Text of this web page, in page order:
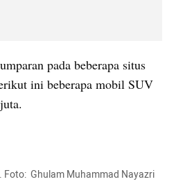
pada beberapa situs
ini beberapa mobil SUV
Foto:  Ghulam Muhammad Nayazri